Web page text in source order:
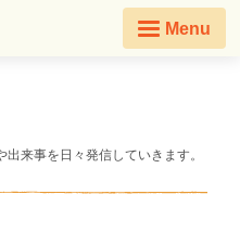
Menu
来事を日々発信していきます。